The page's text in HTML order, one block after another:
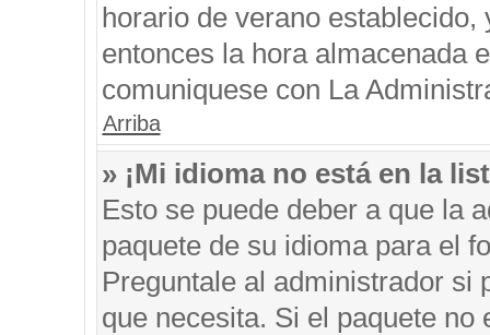
horario de verano
entonces la hora almacenada
comuniquese con La
Arriba
» ¡Mi idioma no está en la
Esto se puede deber a que la
paquete de su idioma para el
Preguntale al administrador si
que necesita. Si el paquete